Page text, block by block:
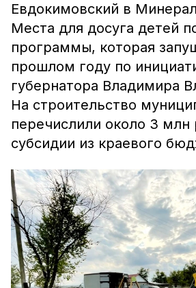
Евдокимовский в
Места для досуга детей
программы, которая
прошлом году по
губернатора Владимира
На строительство
перечислили около 3 млн
субсидии из краевого